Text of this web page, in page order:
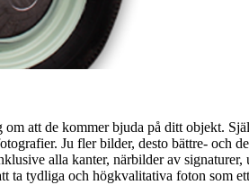
att de kommer bjuda på ditt objekt.
Ju fler bilder, desto bättre- och
alla kanter, närbilder av signaturer,
ta tydliga och högkvalitativa foton som